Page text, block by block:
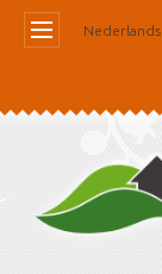
Nederlands